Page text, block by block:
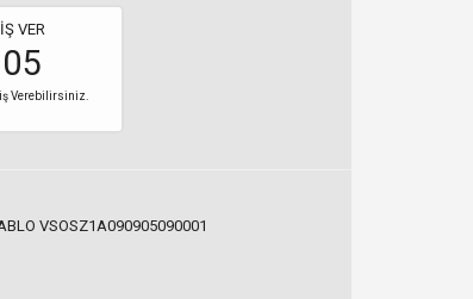
VER
Verebilirsiniz.
VSOSZ1A090905090001